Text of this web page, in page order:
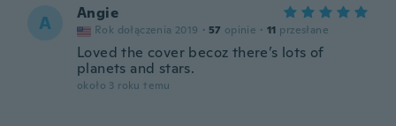
A Angie
Rok dołączenia 2019 · 57 opinie · 11 przesłane
Loved the cover becoz there’s lots of
planets and stars.
około 3 roku temu